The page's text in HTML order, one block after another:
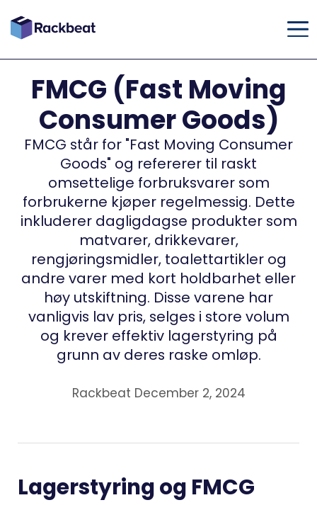
FMCG (Fast Moving
Consumer Goods)
FMCG står for "Fast Moving Consumer
Goods" og refererer til raskt
omsettelige forbruksvarer som
forbrukerne kjøper regelmessig. Dette
inkluderer dagligdagse produkter som
matvarer, drikkevarer,
rengjøringsmidler, toalettartikler og
andre varer med kort holdbarhet eller
høy utskiftning. Disse varene har
vanligvis lav pris, selges i store volum
og krever effektiv lagerstyring på
grunn av deres raske omløp.
Rackbeat December 2, 2024
Lagerstyring og FMCG